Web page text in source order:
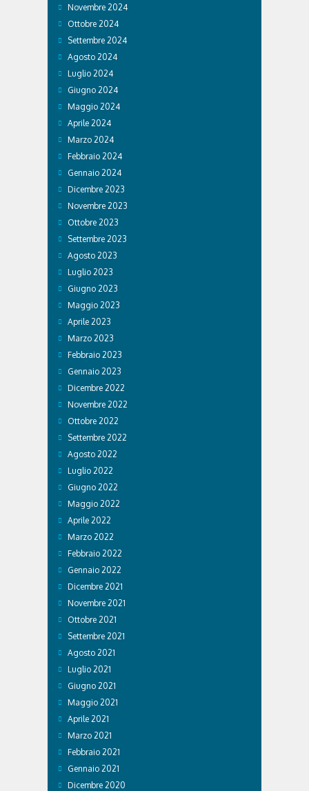
Novembre 2024
Ottobre 2024
Settembre 2024
Agosto 2024
Luglio 2024
Giugno 2024
Maggio 2024
Aprile 2024
Marzo 2024
Febbraio 2024
Gennaio 2024
Dicembre 2023
Novembre 2023
Ottobre 2023
Settembre 2023
Agosto 2023
Luglio 2023
Giugno 2023
Maggio 2023
Aprile 2023
Marzo 2023
Febbraio 2023
Gennaio 2023
Dicembre 2022
Novembre 2022
Ottobre 2022
Settembre 2022
Agosto 2022
Luglio 2022
Giugno 2022
Maggio 2022
Aprile 2022
Marzo 2022
Febbraio 2022
Gennaio 2022
Dicembre 2021
Novembre 2021
Ottobre 2021
Settembre 2021
Agosto 2021
Luglio 2021
Giugno 2021
Maggio 2021
Aprile 2021
Marzo 2021
Febbraio 2021
Gennaio 2021
Dicembre 2020